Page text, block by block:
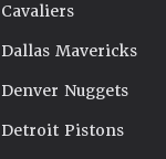
Cavaliers
Dallas Mavericks
Denver Nuggets
Detroit Pistons